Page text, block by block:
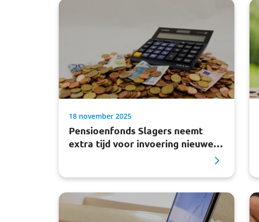
18 november 2025
Pensioenfonds Slagers neemt
extra tijd voor invoering nieuwe